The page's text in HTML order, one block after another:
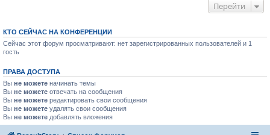
Перейти
КТО СЕЙЧАС НА КОНФЕРЕНЦИИ
Сейчас этот форум просматривают: нет зарегистрированных пользователей и 1
гость
ПРАВА ДОСТУПА
Вы не можете начинать темы
Вы не можете отвечать на сообщения
Вы не можете редактировать свои сообщения
Вы не можете удалять свои сообщения
Вы не можете добавлять вложения